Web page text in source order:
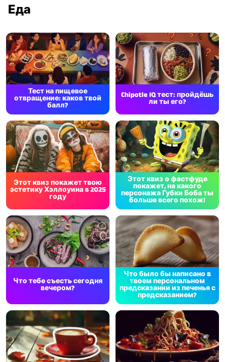
Еда
Тест на пищевое
отвращение: каков твой
балл?
Chipotle IQ тест: пройдёшь
ли ты его?
Этот квиз покажет твою
эстетику Хэллоуина в 2025
году
Этот квиз о фастфуде
покажет, на какого
персонажа Губки Боба ты
больше всего похож!
Что тебе съесть сегодня
вечером?
Что было бы написано в
твоем персональном
предсказании из печенья с
предсказанием?